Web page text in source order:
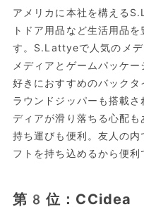
アメリカに本社を構える
トドア用品など生活用品
す。S.Lattyeで人気のメ
メディアとゲームパッケ
好きにおすすめのバックタ
ラウンドジッパーも搭載
ディアが滑り落ちる心配も
持ち運びも便利。友人の
フトを持ち込めるから便利
第8位：